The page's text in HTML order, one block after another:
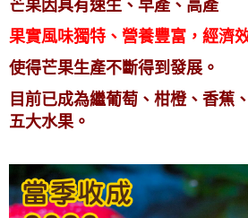
芒果因具有速生、早產、高產
果實風味獨特、營養豐富，經濟
使得芒果生產不斷得到發展。
目前已成為繼葡萄、柑橙、香蕉
五大水果。